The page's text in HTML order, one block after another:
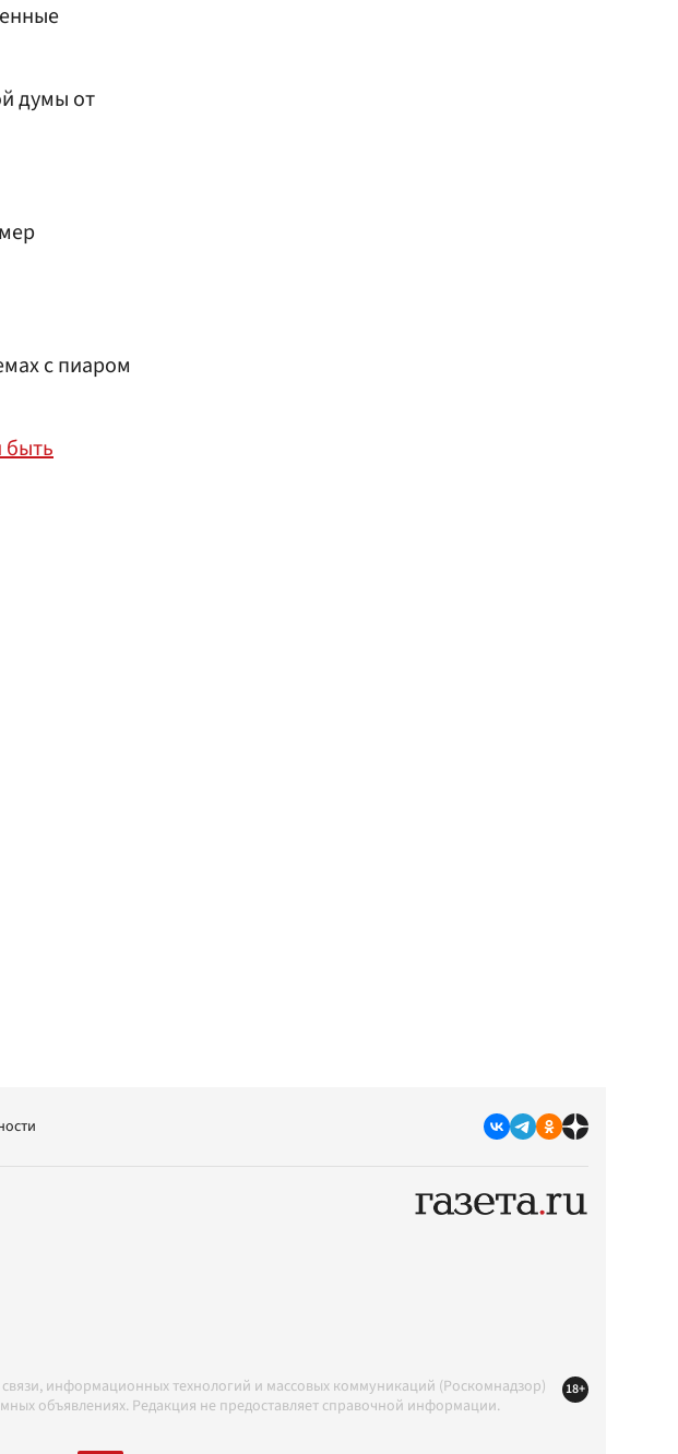
думы от
с пиаром
быть
информационных технологий и массовых коммуникаций (Роскомнадзор)
объявлениях. Редакция не предоставляет справочной информации.
18+